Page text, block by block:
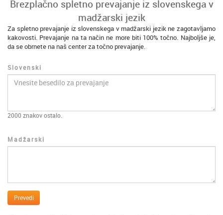
Brezplačno spletno prevajanje iz slovenskega v
madžarski jezik
Za spletno prevajanje iz slovenskega v madžarski jezik ne zagotavljamo
kakovosti. Prevajanje na ta način ne more biti 100% točno. Najboljše je,
da se obrnete na naš center za točno prevajanje.
Slovenski
2000 znakov ostalo.
Madžarski
Prevedi